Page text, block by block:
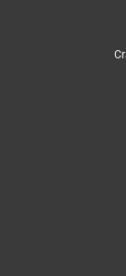
Cra. 82
Cra. 43